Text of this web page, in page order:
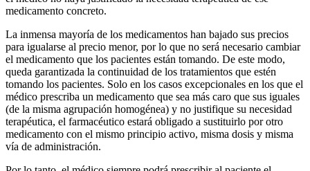
medicamento concreto.
La inmensa mayoría de los medicamentos han bajado sus precios
para igualarse al precio menor, por lo que no será necesario cambiar
el medicamento que los pacientes están tomando. De este modo,
queda garantizada la continuidad de los tratamientos que estén
tomando los pacientes. Solo en los casos excepcionales en los que el
médico prescriba un medicamento que sea más caro que sus iguales
(de la misma agrupación homogénea) y no justifique su necesidad
terapéutica, el farmacéutico estará obligado a sustituirlo por otro
medicamento con el mismo principio activo, misma dosis y misma
vía de administración.